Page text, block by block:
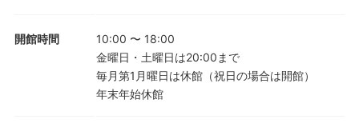
開館時間 10:00 〜 18:00
金曜日・土曜日は20:00まで
毎月第1月曜日は休館（祝日の場合は開館）
年末年始休館